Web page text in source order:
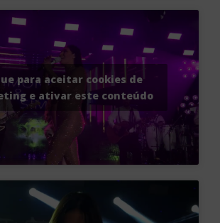
para aceitar cookies de
e ativar este conteúdo